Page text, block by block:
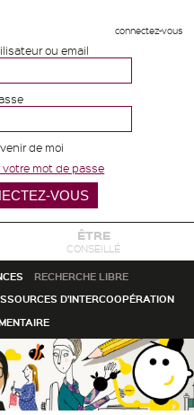
connectez-vous
ou email
de moi
votre mot de passe
ÊTRE
CONSEILLÉ
RECHERCHE LIBRE
D'INTERCOOPÉRATION